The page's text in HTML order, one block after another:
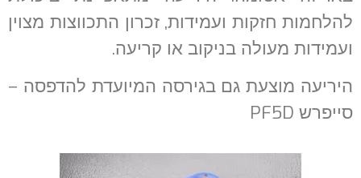
להלחמות חזקות ועמידות, זכרון התכווצות מצוין
ועמידות מעולה בניקוב או קריעה.
היריעה מוצעת גם בגירסה המיועדת להדפסה –
סייפרש PF5D